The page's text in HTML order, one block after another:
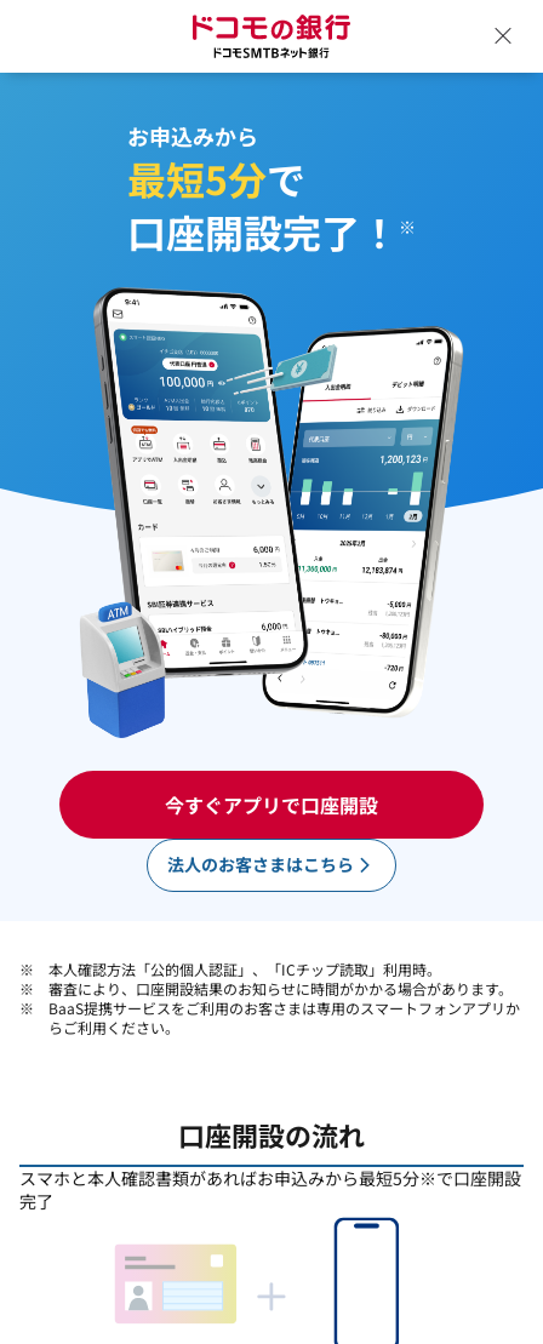
お申込みから
最短5分で
口座開設完了！
※
本人確認方法「公的個人認証」、「ICチップ読取」利用時。
審査により、口座開設結果のお知らせに時間がかかる場合があります。
BaaS提携サービスをご利用のお客さまは専用のスマートフォンアプリか
らご利用ください。
今すぐアプリで口座開設
法人のお客さまはこちら
口座開設の流れ
スマホと本人確認書類があればお申込みから最短5分※で口座開設
完了